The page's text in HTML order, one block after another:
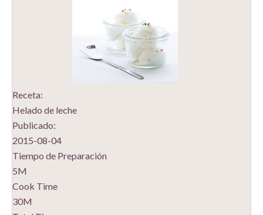
Receta:
Helado de leche
Publicado:
2015-08-04
Tiempo de Preparación
5M
Cook Time
30M